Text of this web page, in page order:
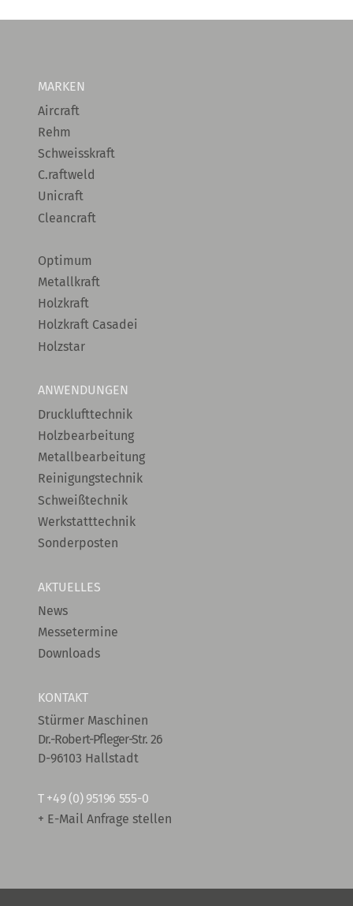
MARKEN
Aircraft
Rehm
Schweisskraft
C.raftweld
Unicraft
Cleancraft
Optimum
Metallkraft
Holzkraft
Holzkraft Casadei
Holzstar
ANWENDUNGEN
Drucklufttechnik
Holzbearbeitung
Metallbearbeitung
Reinigungstechnik
Schweißtechnik
Werkstatttechnik
Sonderposten
AKTUELLES
News
Messetermine
Downloads
KONTAKT
Stürmer Maschinen
Dr.-Robert-Pfleger-Str. 26
D-96103 Hallstadt
T +49 (0) 95196 555-0
+ E-Mail Anfrage stellen